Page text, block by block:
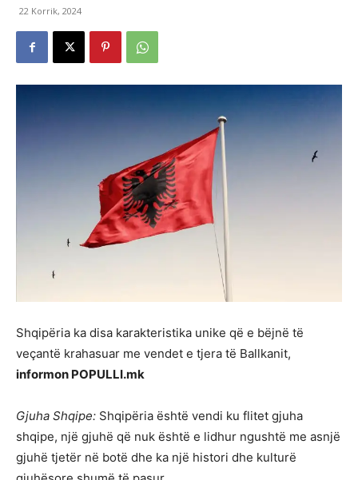
22 Korrik, 2024
Shqipëria ka disa karakteristika unike që e bëjnë të
veçantë krahasuar me vendet e tjera të Ballkanit,
informon POPULLI.mk
Gjuha Shqipe: Shqipëria është vendi ku flitet gjuha
shqipe, një gjuhë që nuk është e lidhur ngushtë me asnjë
gjuhë tjetër në botë dhe ka një histori dhe kulturë